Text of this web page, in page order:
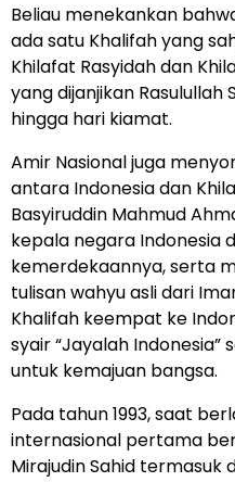
Beliau menekankan
ada satu Khalifah yang
Khilafat Rasyidah dan
yang dijanjikan Rasulullah
hingga hari kiamat.
Amir Nasional juga
antara Indonesia dan
Basyiruddin Mahmud
kepala negara Indonesia
kemerdekaannya, serta
tulisan wahyu asli dari
Khalifah keempat ke
syair “Jayalah
untuk kemajuan bangsa.
Pada tahun 1993, saat
internasional pertama
Mirajudin Sahid